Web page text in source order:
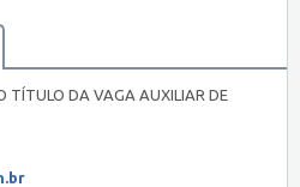
TÍTULO DA VAGA AUXILIAR DE